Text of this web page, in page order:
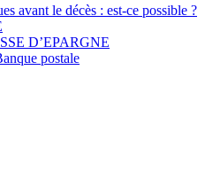
avant le décès : est-ce possible ?
D’EPARGNE
postale